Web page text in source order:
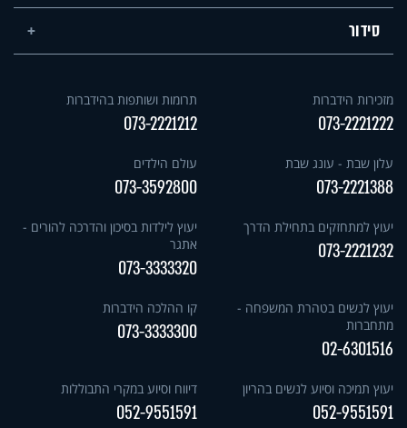
סידור
מזכירות הידברות
073-2221222
תרומות ושותפות בהידברות
073-2221212
עלון שבת - עונג שבת
073-2221388
עולם הילדים
073-3592800
יעוץ למתחזקים בתחילת הדרך
073-2221232
יעוץ לילדות בסיכון והדרכה להורים -
אתגר
073-3333320
יעוץ לנשים בטהרת המשפחה -
מתחברות
02-6301516
קו ההלכה הידברות
073-3333300
יעוץ תמיכה וסיוע לנשים בהריון
052-9551591
דיווח וסיוע במקרי התבוללות
052-9551591